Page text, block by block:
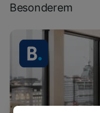
Besonderem